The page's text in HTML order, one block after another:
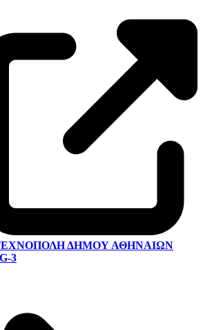
ΔΉΜΟΥ ΑΘΗΝΑΊΩΝ
3